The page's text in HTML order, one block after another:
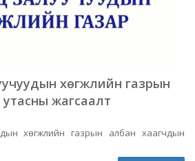
хөгжлийн газрын
жагсаалт
хөгжлийн газрын албан хаагчдын